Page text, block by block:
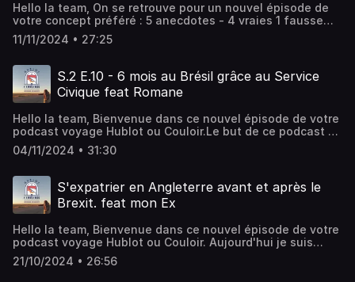
Hello la team, On se retrouve pour un nouvel épisode de
votre concept préféré : 5 anecdotes - 4 vraies 1 fausse
spécial Afrique. Je n'ai jamais eu l'opportunité d'y aller
c'est donc un continent que je ne connais pas du tout.
expatriée plusieurs années sur le continent Africain et qui
nous partage donc ses anecdotes extraordinaires.
Saurez-vous retrouver l'anecdote fausse ? Rdv jeudi ici
@hublotoucouloirYoutube : @hublotoucouloirHébergé par
Ausha. Visitez ausha.co/politique-de-confidentialite pour
plus d'informations.
11/11/2024 • 27:25
S.2 E.10 - 6 mois au Brésil grâce au Service
Civique feat Romane
Hello la team, Bienvenue dans ce nouvel épisode de votre
podcast voyage Hublot ou Couloir.Le but de ce podcast a
toujours été de vous faire découvrir des moyens de
voyager et de vivre de folles aventures sans dépenser
qui vient nous parler de son expérience de Service civique
au Brésil. Le service civique qu'est ce que c'est ? Pour qui
? Comment ça fonctionne ? Est ce que Romane a eu le
sécurité ? On vous dit tout. Bonne écoute, Bisous la
teamService civique : https://www.service-
civique.gouv.frInstagram : @hublotoucouloirYoutube :
@hublotoucouloirInstagram de Romane :
04/11/2024 • 31:30
S'expatrier en Angleterre avant et après le
Brexit. feat mon Ex
Hello la team, Bienvenue dans ce nouvel épisode de votre
podcast voyage Hublot ou Couloir. Aujourd'hui je suis
ravie d'accueillir Romain, qui n'est autre que mon ex.
Romain s'est expatrié il y a 10 ans en Angleterre, à Oxford
21/10/2024 • 26:56